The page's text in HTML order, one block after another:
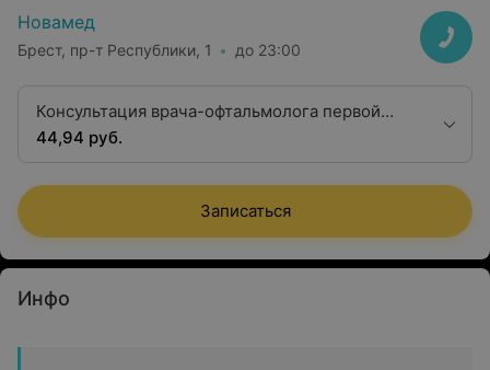
Новамед
Брест, пр-т Республики, 1 до 23:00
Консультация врача-офтальмолога первой
квалификационной категории
44,94 руб.
Записаться
Инфо